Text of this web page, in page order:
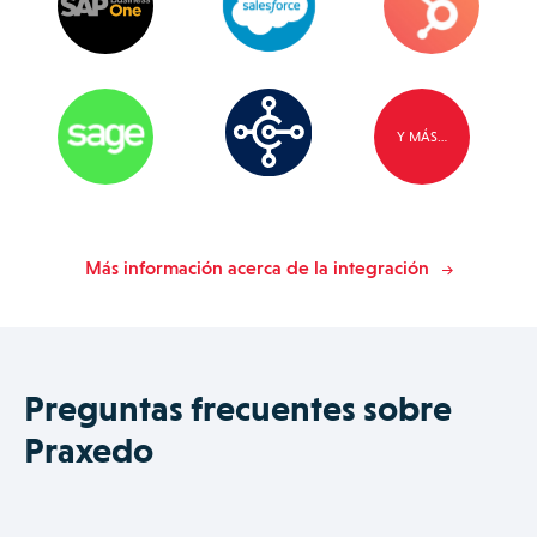
Y MÁS…
Más información acerca de la integración
Preguntas frecuentes sobre
Praxedo